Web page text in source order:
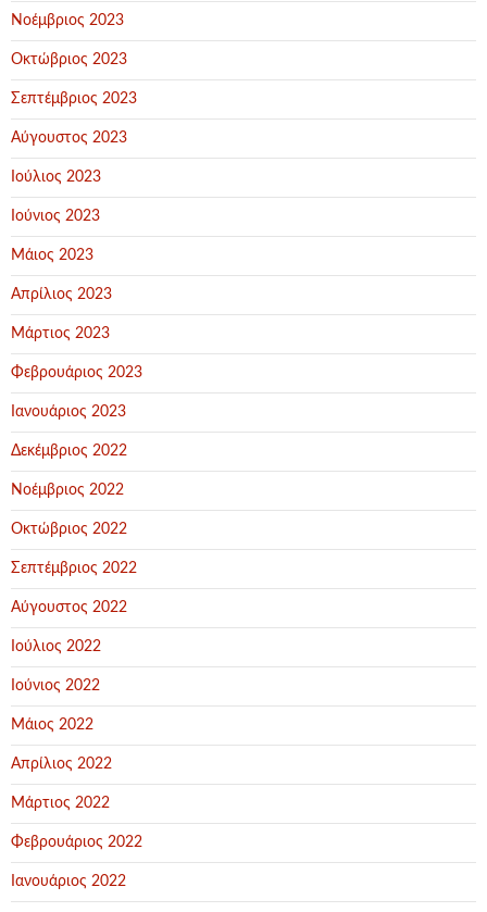
Νοέμβριος 2023
Οκτώβριος 2023
Σεπτέμβριος 2023
Αύγουστος 2023
Ιούλιος 2023
Ιούνιος 2023
Μάιος 2023
Απρίλιος 2023
Μάρτιος 2023
Φεβρουάριος 2023
Ιανουάριος 2023
Δεκέμβριος 2022
Νοέμβριος 2022
Οκτώβριος 2022
Σεπτέμβριος 2022
Αύγουστος 2022
Ιούλιος 2022
Ιούνιος 2022
Μάιος 2022
Απρίλιος 2022
Μάρτιος 2022
Φεβρουάριος 2022
Ιανουάριος 2022